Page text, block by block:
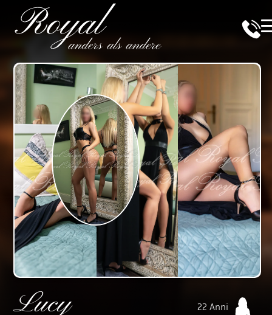
Lucy
22 Anni